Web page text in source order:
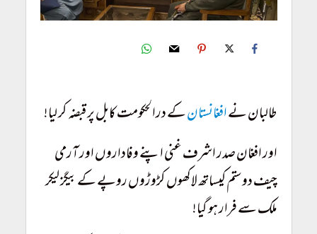
طالبان نےافغانستانکے درالحکومت کابل پر قبضہ کر لیا!
اور افغان صدر اشرف غنی اپنے وفاداروں اور آرمی
چیف دوستم کیساتھ لاکھوں کڑوڑوں روپے کے بیگز لیکر
ملک سے فرار ہو گیا!